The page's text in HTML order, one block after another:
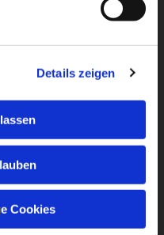
Details zeigen
Cookies